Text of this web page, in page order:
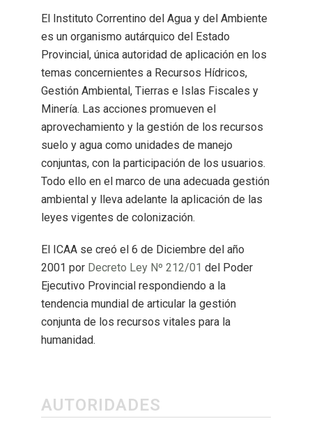
El Instituto Correntino del Agua y del Ambiente
es un organismo autárquico del Estado
Provincial, única autoridad de aplicación en los
temas concernientes a Recursos Hídricos,
Gestión Ambiental, Tierras e Islas Fiscales y
Minería. Las acciones promueven el
aprovechamiento y la gestión de los recursos
suelo y agua como unidades de manejo
conjuntas, con la participación de los usuarios.
Todo ello en el marco de una adecuada gestión
ambiental y lleva adelante la aplicación de las
leyes vigentes de colonización.
El ICAA se creó el 6 de Diciembre del año
2001 por Decreto Ley Nº 212/01 del Poder
Ejecutivo Provincial respondiendo a la
tendencia mundial de articular la gestión
conjunta de los recursos vitales para la
humanidad.
AUTORIDADES